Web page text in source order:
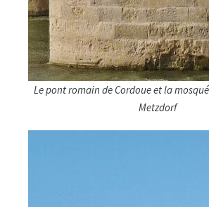
Le pont romain de Cordoue et la
Metzdorf